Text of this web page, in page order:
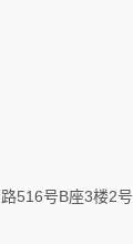
516号B座3楼2号